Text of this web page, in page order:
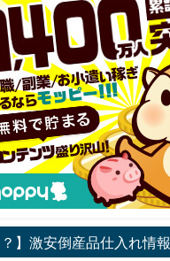
？】激安倒産品仕入れ情報